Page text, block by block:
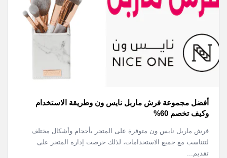
أفضل مجموعة فرش ماربل نايس ون وطريقة الاستخدام
وكيف تخصم 60%
فرش ماربل نايس ون متوفرة على المتجر بأحجام وأشكال مختلف
لتتناسب مع جميع الاستخدامات، لذلك حرصت إدارة المتجر على
تقديم...